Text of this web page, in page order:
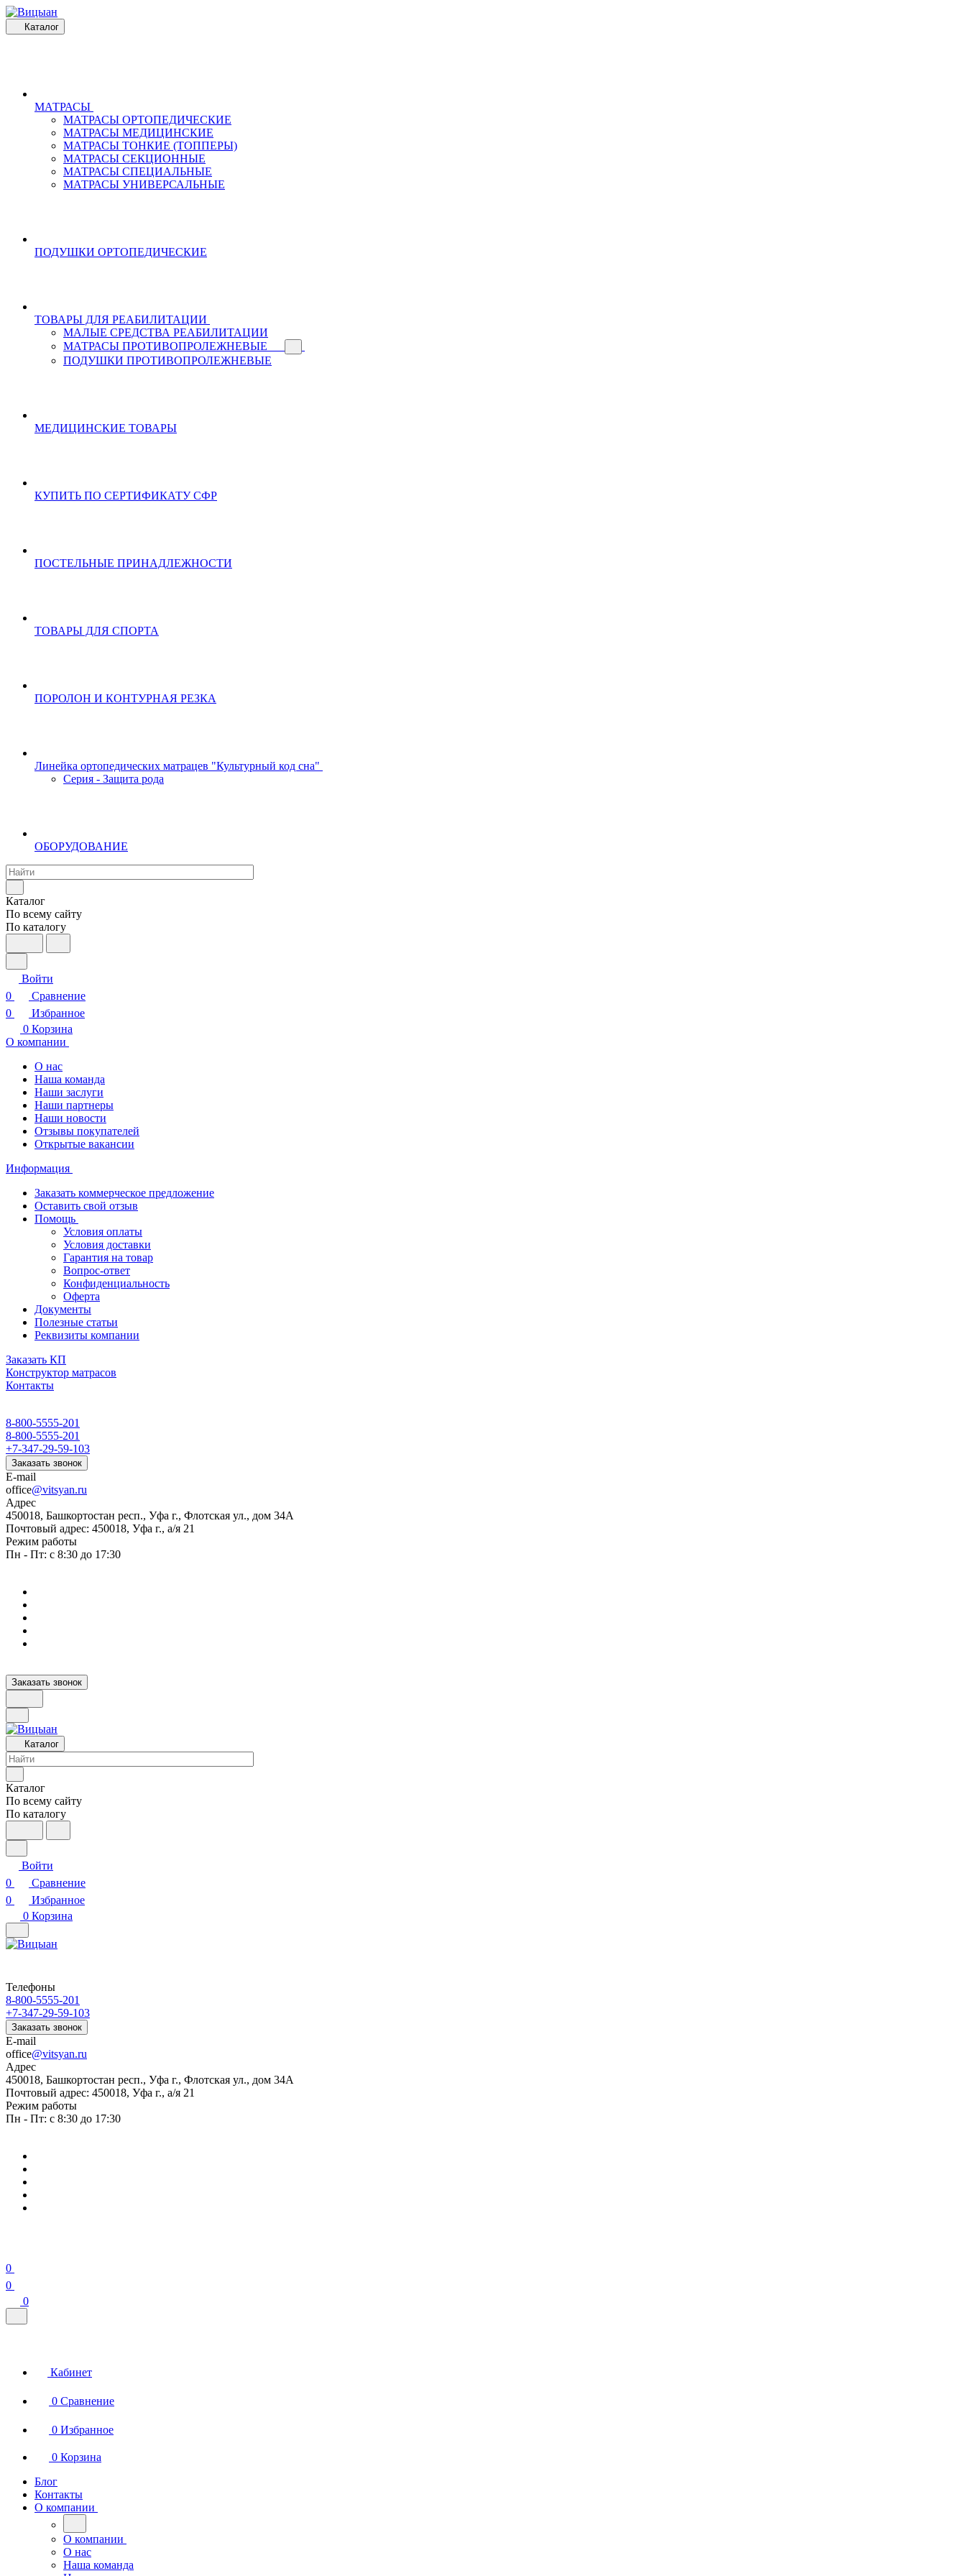
Каталог
МАТРАСЫ
МАТРАСЫ ОРТОПЕДИЧЕСКИЕ
МАТРАСЫ МЕДИЦИНСКИЕ
МАТРАСЫ ТОНКИЕ (ТОППЕРЫ)
МАТРАСЫ СЕКЦИОННЫЕ
МАТРАСЫ СПЕЦИАЛЬНЫЕ
МАТРАСЫ УНИВЕРСАЛЬНЫЕ
ПОДУШКИ ОРТОПЕДИЧЕСКИЕ
ТОВАРЫ ДЛЯ РЕАБИЛИТАЦИИ
МАЛЫЕ СРЕДСТВА РЕАБИЛИТАЦИИ
МАТРАСЫ ПРОТИВОПРОЛЕЖНЕВЫЕ
ПОДУШКИ ПРОТИВОПРОЛЕЖНЕВЫЕ
МЕДИЦИНСКИЕ ТОВАРЫ
КУПИТЬ ПО СЕРТИФИКАТУ СФР
ПОСТЕЛЬНЫЕ ПРИНАДЛЕЖНОСТИ
ТОВАРЫ ДЛЯ СПОРТА
ПОРОЛОН И КОНТУРНАЯ РЕЗКА
Линейка ортопедических матрацев "Культурный код сна"
Серия - Защита рода
ОБОРУДОВАНИЕ
Каталог
По всему сайту
По каталогу
Войти
0
Сравнение
0
Избранное
0 Корзина
О компании
О нас
Наша команда
Наши заслуги
Наши партнеры
Наши новости
Отзывы покупателей
Открытые вакансии
Информация
Заказать коммерческое предложение
Оставить свой отзыв
Помощь
Условия оплаты
Условия доставки
Гарантия на товар
Вопрос-ответ
Конфиденциальность
Оферта
Документы
Полезные статьи
Реквизиты компании
Заказать КП
Конструктор матрасов
Контакты
8-800-5555-201
8-800-5555-201
+7-347-29-59-103
Заказать звонок
E-mail
office@vitsyan.ru
Адрес
450018, Башкортостан респ., Уфа г., Флотская ул., дом 34А
Почтовый адрес: 450018, Уфа г., а/я 21
Режим работы
Пн - Пт: с 8:30 до 17:30
Заказать звонок
Каталог
Каталог
По всему сайту
По каталогу
Войти
0
Сравнение
0
Избранное
0 Корзина
Телефоны
8-800-5555-201
+7-347-29-59-103
Заказать звонок
E-mail
office@vitsyan.ru
Адрес
450018, Башкортостан респ., Уфа г., Флотская ул., дом 34А
Почтовый адрес: 450018, Уфа г., а/я 21
Режим работы
Пн - Пт: с 8:30 до 17:30
0
0
0
Кабинет
0 Сравнение
0 Избранное
0 Корзина
Блог
Контакты
О компании
О компании
О нас
Наша команда